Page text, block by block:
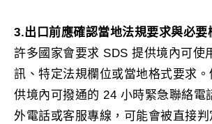
3.出口前應確認當地法規要求與必要
許多國家會要求 SDS 提供境內可使
訊、特定法規欄位或當地格式要求
供境內可撥通的 24 小時緊急聯絡電
外電話或客服專線，可能會被直接判